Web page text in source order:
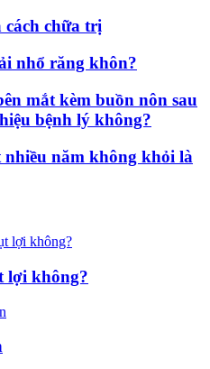
cách chữa trị
nhổ răng khôn?
mắt kèm buồn nôn sau
bệnh lý không?
năm không khỏi là
lợi không?